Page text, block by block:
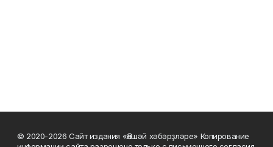
© 2020-2026 Сайт издания «Әлшәй хәбәрҙләре» Копирование